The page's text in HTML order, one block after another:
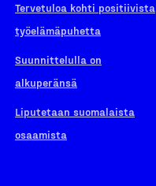
Tervetuloa kohti positiivista
työelämäpuhetta
Suunnittelulla on
alkuperänsä
Liputetaan suomalaista
osaamista